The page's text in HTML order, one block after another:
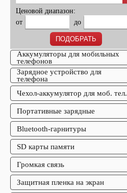
Ценовой диапазон:
от
до
Аккумуляторы для мобильных
телефонов
Зарядное устройство для
телефона
Чехол-аккумулятор для моб. тел.
Портативные зарядные
Bluetooth-гарнитуры
SD карты памяти
Громкая связь
Защитная пленка на экран